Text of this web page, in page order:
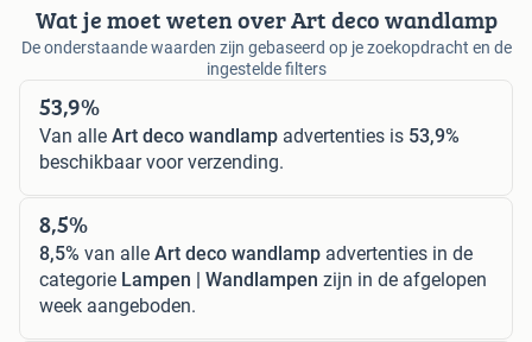
Wat je moet weten over Art deco wandlamp
De onderstaande waarden zijn gebaseerd op je zoekopdracht en de
ingestelde filters
53,9%
Van alle Art deco wandlamp advertenties is 53,9%
beschikbaar voor verzending.
8,5%
8,5% van alle Art deco wandlamp advertenties in de
categorie Lampen | Wandlampen zijn in de afgelopen
week aangeboden.